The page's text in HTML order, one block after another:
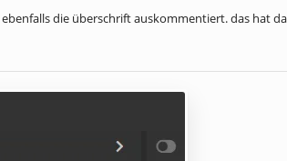
die überschrift auskommentiert. das hat